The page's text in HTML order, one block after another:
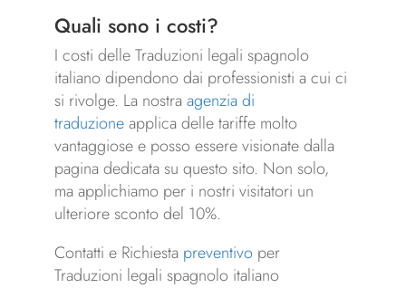
Quali sono i costi?
I costi delle Traduzioni legali spagnolo
italiano dipendono dai professionisti a cui ci
si rivolge. La nostraagenzia di
traduzioneapplica delle tariffe molto
vantaggiose e posso essere visionate dalla
pagina dedicata su questo sito. Non solo,
ma applichiamo per i nostri visitatori un
ulteriore sconto del 10%.
Contatti e Richiesta preventivoper
Traduzioni legali spagnolo italiano